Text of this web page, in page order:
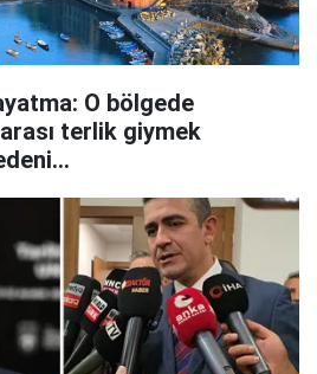
O bölgede
terlik giymek